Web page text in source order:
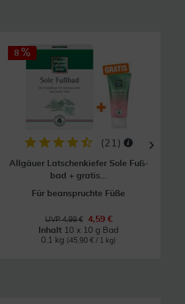
8
(21 )
Allgäuer Latschenkiefer Sole Fuß-
bad + gratis...
Für beanspruchte Füße
UVP 4,99 €
4,59 €
Inhalt 10 x 10 g Bad
0.1 kg (45,90 € / 1 kg)